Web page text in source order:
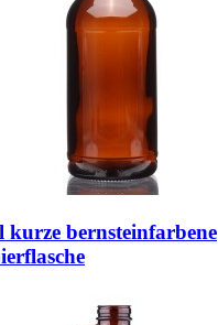
kurze bernsteinfarbene